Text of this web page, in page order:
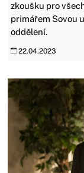
zkoušku pro
primářem Sovou
oddělení.
22.04.2023